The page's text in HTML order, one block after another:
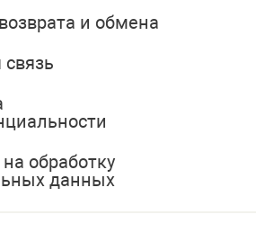
и обмена
обработку
данных